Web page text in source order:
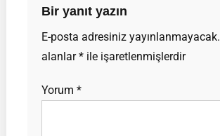
Bir yanıt yazın
E-posta adresiniz yayınlanmayacak.
alanlar*ile işaretlenmişlerdir
Yorum *